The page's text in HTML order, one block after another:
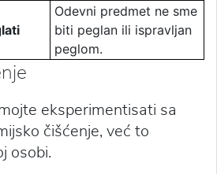
Odevni predmet ne sme
biti peglan ili ispravljan
peglom.
eksperimentisati sa
čišćenje, već to
osobi.